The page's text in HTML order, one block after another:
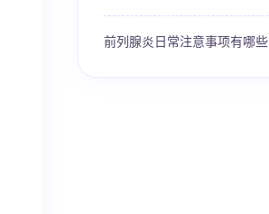
前列腺炎日常注意事项有哪些